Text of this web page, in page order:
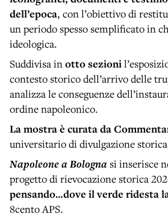
dell’epoca, con l’obiettivo di
un periodo spesso semplificato in
ideologica.
Suddivisa inotto sezioni
contesto storico dell’arrivo delle
analizza le conseguenze
ordine napoleonico.
La mostra è curata da
universitario di divulgazione
Napoleone a Bologna si inserisce
progetto di rievocazione storica
pensando…dove il verde ridesta
8cento APS.